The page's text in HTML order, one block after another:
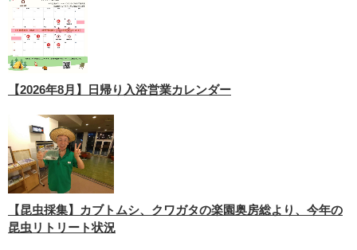
【2026年8月】日帰り入浴営業カレンダー
【昆虫採集】カブトムシ、クワガタの楽園奥房総より、今年の
昆虫リトリート状況